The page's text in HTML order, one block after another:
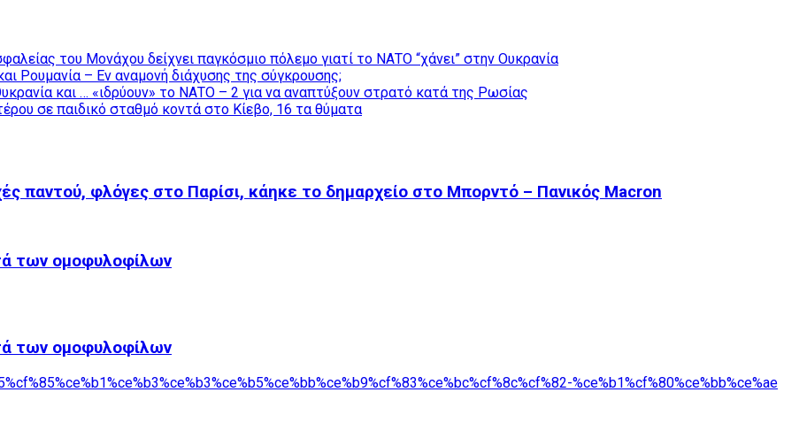
του Μονάχου δείχνει παγκόσμιο πόλεμο γιατί το ΝΑΤΟ “χάνει” στην Ουκρανία
Ρουμανία – Εν αναμονή διάχυσης της σύγκρουσης;
και … «ιδρύουν» το ΝΑΤΟ – 2 για να αναπτύξουν στρατό κατά της Ρωσίας
σε παιδικό σταθμό κοντά στο Κίεβο, 16 τα θύματα
παντού, φλόγες στο Παρίσι, κάηκε το δημαρχείο στο Μπορντό – Πανικός Macron
των ομοφυλοφίλων
των ομοφυλοφίλων